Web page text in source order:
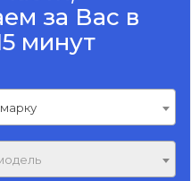
за Вас в
минут